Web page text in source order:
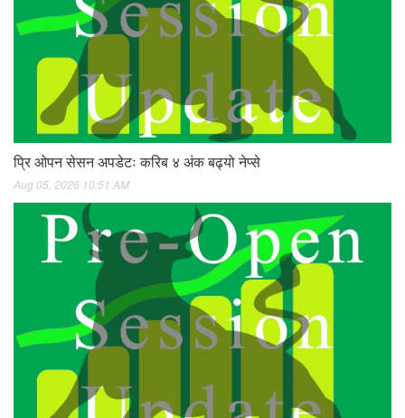
प्रि ओपन सेसन अपडेटः करिब ४ अंक बढ्यो नेप्से
Aug 05, 2026 10:51 AM